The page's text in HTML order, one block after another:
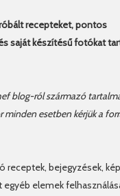
recepteket, pontos
saját készítésű fotókat
blog-ról származó
minden esetben kérjük a
receptek, bejegyzések,
elemek